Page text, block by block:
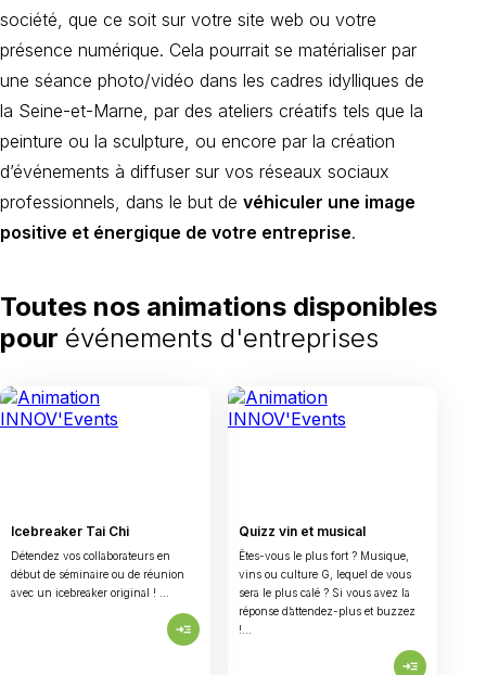
société, que ce soit sur votre site web ou votre
présence numérique. Cela pourrait se matérialiser par
une séance photo/vidéo dans les cadres idylliques de
la Seine-et-Marne, par des ateliers créatifs tels que la
peinture ou la sculpture, ou encore par la création
d’événements à diffuser sur vos réseaux sociaux
professionnels, dans le but de véhiculer une image
positive et énergique de votre entreprise.
Toutes nos animations disponibles
pour événements d'entreprises
Icebreaker Tai Chi
Détendez vos collaborateurs en
début de séminaire ou de réunion
avec un icebreaker original ! ...
read_more
Quizz vin et musical
Êtes-vous le plus fort ? Musique,
vins ou culture G, lequel de vous
sera le plus calé ? Si vous avez la
réponse d’attendez-plus et buzzez
!...
read_more